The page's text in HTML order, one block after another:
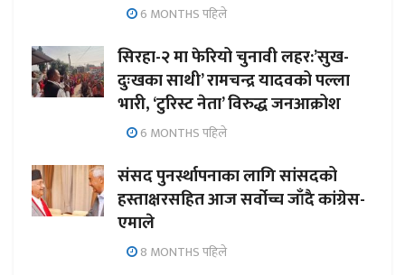
6 MONTHS पहिले
सिरहा-२ मा फेरियो चुनावी लहर:’सुख-
दुःखका साथी’ रामचन्द्र यादवको पल्ला
भारी, ‘टुरिस्ट नेता’ विरुद्ध जनआक्रोश
6 MONTHS पहिले
संसद पुनर्स्थापनाका लागि सांसदको
हस्ताक्षरसहित आज सर्वोच्च जाँदै कांग्रेस-
एमाले
8 MONTHS पहिले